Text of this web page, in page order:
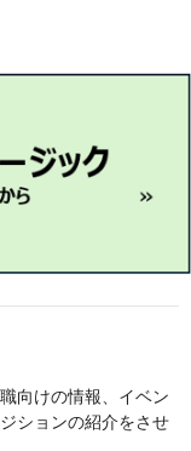
向けの情報、イベン
ションの紹介をさせ